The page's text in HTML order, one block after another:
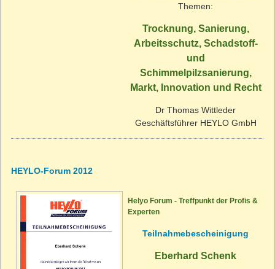
Themen:
Trocknung, Sanierung,
Arbeitsschutz, Schadstoff-
und
Schimmelpilzsanierung,
Markt, Innovation und Recht
Dr Thomas Wittleder
Geschäftsführer HEYLO GmbH
HEYLO-Forum 2012
Helyo Forum - Treffpunkt der Profis &
Experten
Teilnahmebescheinigung
Eberhard Schenk